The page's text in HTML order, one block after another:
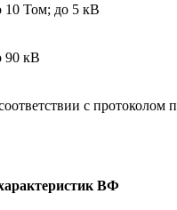
10 Том; до 5 кВ
90 кВ
с протоколом
ВФ